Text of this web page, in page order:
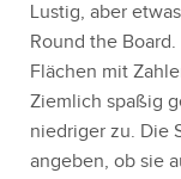
Lustig, aber
Round the
Flächen mit
Ziemlich spaßig
niedriger zu. Die
angeben, ob sie